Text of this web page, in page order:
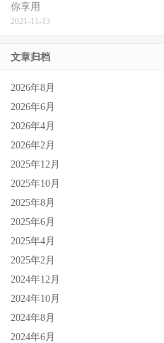
你享用
2021-11-13
文章归档
2026年8月
2026年6月
2026年4月
2026年2月
2025年12月
2025年10月
2025年8月
2025年6月
2025年4月
2025年2月
2024年12月
2024年10月
2024年8月
2024年6月